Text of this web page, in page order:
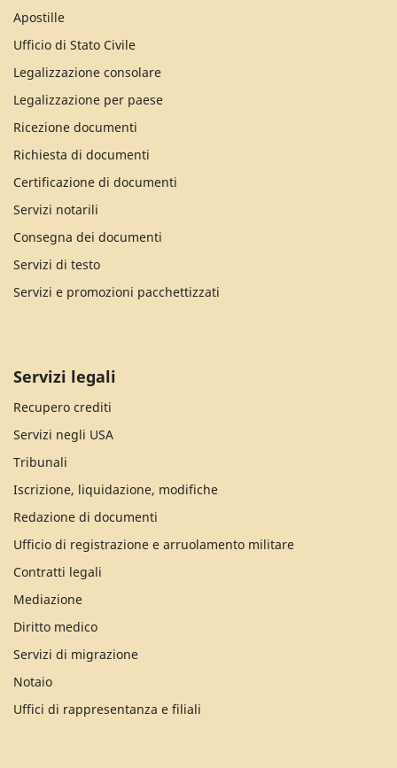
Apostille
Ufficio di Stato Civile
Legalizzazione consolare
Legalizzazione per paese
Ricezione documenti
Richiesta di documenti
Certificazione di documenti
Servizi notarili
Consegna dei documenti
Servizi di testo
Servizi e promozioni pacchettizzati
Servizi legali
Recupero crediti
Servizi negli USA
Tribunali
Iscrizione, liquidazione, modifiche
Redazione di documenti
Ufficio di registrazione e arruolamento militare
Contratti legali
Mediazione
Diritto medico
Servizi di migrazione
Notaio
Uffici di rappresentanza e filiali